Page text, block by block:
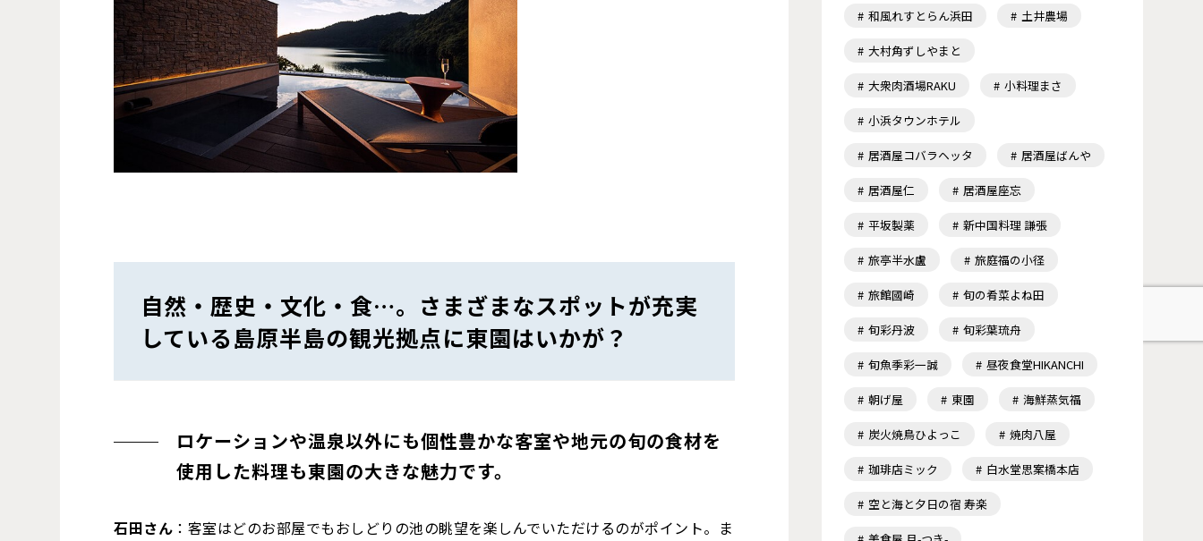
自然・歴史・文化・食…。さまざまなスポットが充実
している島原半島の観光拠点に東園はいかが？
ロケーションや温泉以外にも個性豊かな客室や地元の旬の食材を
使用した料理も東園の大きな魅力です。
石田さん ：客室はどのお部屋でもおしどりの池の眺望を楽しんでいただけるのがポイント。ま
和風れすとらん浜田 土井農場
大村角ずしやまと
大衆肉酒場RAKU 小料理まさ
小浜タウンホテル
居酒屋コバラヘッタ 居酒屋ばんや
居酒屋仁 居酒屋座忘
平坂製薬 新中国料理 謙張
旅亭半水盧 旅庭福の小径
旅館國崎 旬の肴菜よね田
旬彩丹波 旬彩葉琉舟
旬魚季彩一誠 昼夜食堂HIKANCHI
朝げ屋 東園 海鮮蒸気福
炭火焼鳥ひよっこ 焼肉八屋
珈琲店ミック 白水堂思案橋本店
空と海と夕日の宿 寿楽